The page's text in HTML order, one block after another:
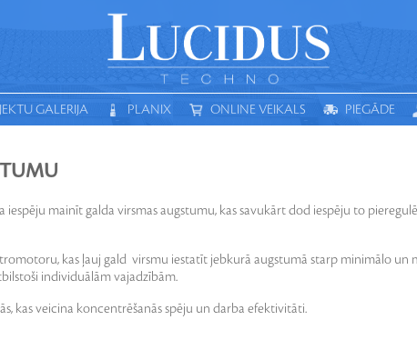
GALERIJA PLANIX ONLINE VEIKALS PIEGĀDE
iespēju mainīt galda virsmas augstumu, kas savukārt dod iespēju to
kas ļauj gald virsmu iestatīt jebkurā augstumā starp minimālo un
individuālām vajadzībām.
kas veicina koncentrēšanās spēju un darba efektivitāti.